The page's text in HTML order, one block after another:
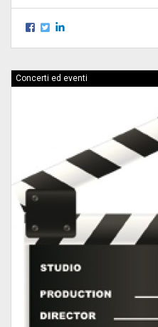
Concerti ed eventi